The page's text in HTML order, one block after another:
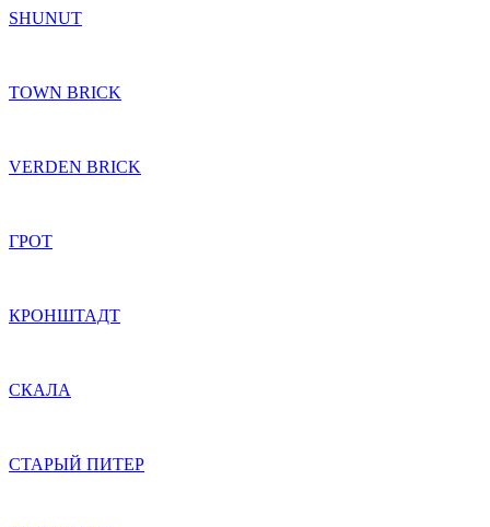
SHUNUT
TOWN BRICK
VERDEN BRICK
ГРОТ
КРОНШТАДТ
СКАЛА
СТАРЫЙ ПИТЕР